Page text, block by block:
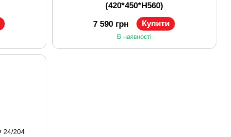
(420*450*H560)
7 590 грн Купити
В наявності